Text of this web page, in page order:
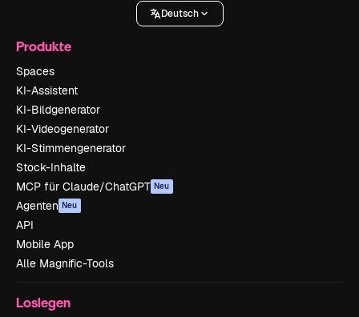
Deutsch
Produkte
Spaces
KI-Assistent
KI-Bildgenerator
KI-Videogenerator
KI-Stimmengenerator
Stock-Inhalte
MCP für Claude/ChatGPT Neu
Agenten Neu
API
Mobile App
Alle Magnific-Tools
Loslegen